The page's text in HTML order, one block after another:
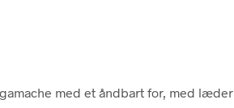
med et åndbart for, med